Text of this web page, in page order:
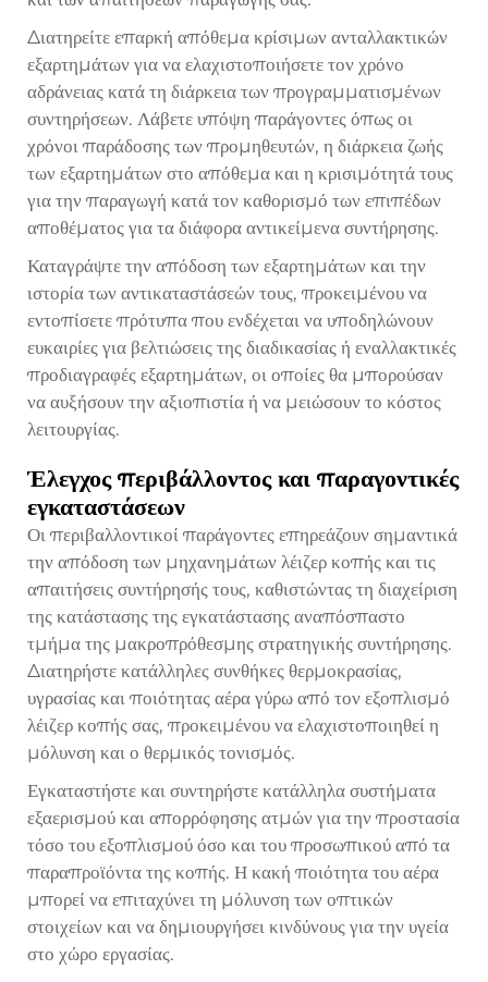
Διατηρείτε επαρκή απόθεμα κρίσιμων ανταλλακτικών
εξαρτημάτων για να ελαχιστοποιήσετε τον χρόνο
αδράνειας κατά τη διάρκεια των προγραμματισμένων
συντηρήσεων. Λάβετε υπόψη παράγοντες όπως οι
χρόνοι παράδοσης των προμηθευτών, η διάρκεια ζωής
των εξαρτημάτων στο απόθεμα και η κρισιμότητά τους
για την παραγωγή κατά τον καθορισμό των επιπέδων
αποθέματος για τα διάφορα αντικείμενα συντήρησης.
Καταγράψτε την απόδοση των εξαρτημάτων και την
ιστορία των αντικαταστάσεών τους, προκειμένου να
εντοπίσετε πρότυπα που ενδέχεται να υποδηλώνουν
ευκαιρίες για βελτιώσεις της διαδικασίας ή εναλλακτικές
προδιαγραφές εξαρτημάτων, οι οποίες θα μπορούσαν
να αυξήσουν την αξιοπιστία ή να μειώσουν το κόστος
λειτουργίας.
Έλεγχος περιβάλλοντος και παραγοντικές
εγκαταστάσεων
Οι περιβαλλοντικοί παράγοντες επηρεάζουν σημαντικά
την απόδοση των μηχανημάτων λέιζερ κοπής και τις
απαιτήσεις συντήρησής τους, καθιστώντας τη διαχείριση
της κατάστασης της εγκατάστασης αναπόσπαστο
τμήμα της μακροπρόθεσμης στρατηγικής συντήρησης.
Διατηρήστε κατάλληλες συνθήκες θερμοκρασίας,
υγρασίας και ποιότητας αέρα γύρω από τον εξοπλισμό
λέιζερ κοπής σας, προκειμένου να ελαχιστοποιηθεί η
μόλυνση και ο θερμικός τονισμός.
Εγκαταστήστε και συντηρήστε κατάλληλα συστήματα
εξαερισμού και απορρόφησης ατμών για την προστασία
τόσο του εξοπλισμού όσο και του προσωπικού από τα
παραπροϊόντα της κοπής. Η κακή ποιότητα του αέρα
μπορεί να επιταχύνει τη μόλυνση των οπτικών
στοιχείων και να δημιουργήσει κινδύνους για την υγεία
στο χώρο εργασίας.